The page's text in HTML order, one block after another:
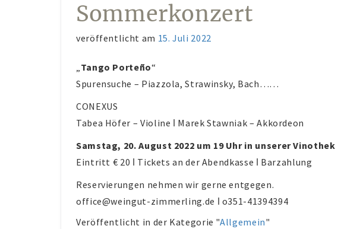
Sommerkonzert
veröffentlicht am 15. Juli 2022
„Tango Porteño“
Spurensuche – Piazzola, Strawinsky, Bach……
CONEXUS
Tabea Höfer – Violine ǀ Marek Stawniak – Akkordeon
Samstag, 20. August 2022 um 19 Uhr in unserer Vinothek
Eintritt € 20 ǀ Tickets an der Abendkasse ǀ Barzahlung
Reservierungen nehmen wir gerne entgegen.
office@weingut-zimmerling.de ǀ o351-41394394
Veröffentlicht in der Kategorie "Allgemein"